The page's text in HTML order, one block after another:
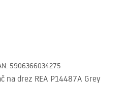
: 5906366034275
na drez REA P14487A Grey